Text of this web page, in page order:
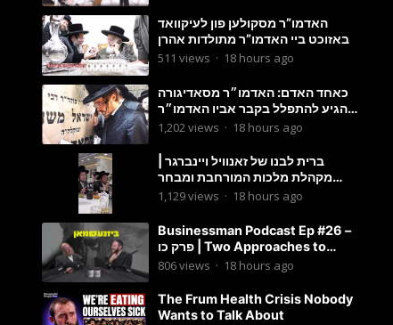
האדמו”ר מסקולען פון לעיקוואד
באזוכט ביי האדמו”ר מתולדות אהרן
511 views · 18 hours ago
כאחד האדם: האדמו״ר מסאדיגורה
הגיע להתפלל בקבר אביו האדמו״ר
זצ״ל
1,202 views · 18 hours ago
ברית לבנו של זאנוויל ויינברגר |
מקהלת מלכות המורחבת ומבחר
זמרים
1,129views · 18 hours ago
Businessman Podcast Ep #26 –
פרק כו | Two Approaches to
Business Growth (One Is Often
806views · 18 hours ago
The Frum Health Crisis Nobody
Wants to Talk About